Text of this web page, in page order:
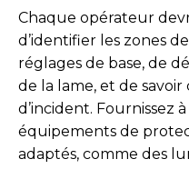
Chaque opérateur
d’identifier les zones
réglages de base, de
de la lame, et de
d’incident. Fournissez
équipements de
adaptés, comme des